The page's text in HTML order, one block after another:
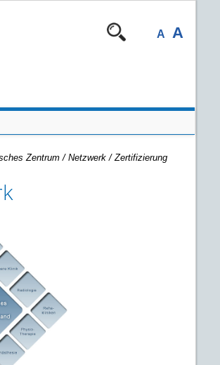
A A
Zentrum / Netzwerk / Zertifizierung